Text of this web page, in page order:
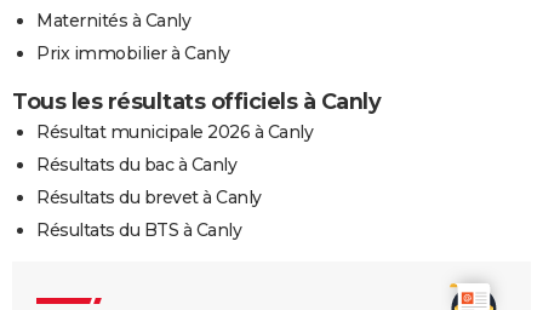
Maternités à Canly
Prix immobilier à Canly
Tous les résultats officiels à Canly
Résultat municipale 2026 à Canly
Résultats du bac à Canly
Résultats du brevet à Canly
Résultats du BTS à Canly